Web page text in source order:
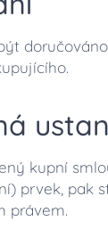
kupní
prvek, pak
právem.